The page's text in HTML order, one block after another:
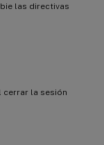
las directivas
cerrar la sesión